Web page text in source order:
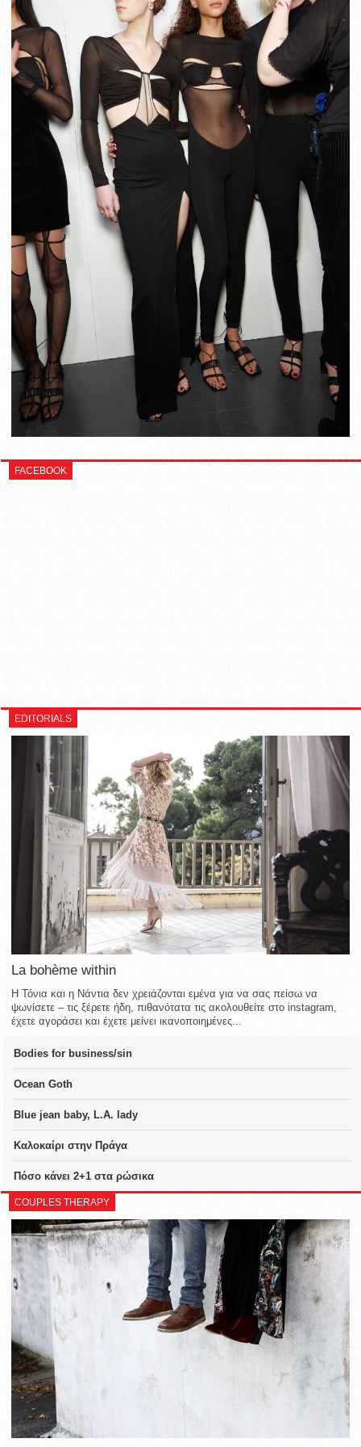
FACEBOOK
EDITORIALS
La bohème within
Η Τόνια και η Νάντια δεν χρειάζονται εμένα για να σας πείσω να
ψωνίσετε – τις ξέρετε ήδη, πιθανότατα τις ακολουθείτε στο instagram,
έχετε αγοράσει και έχετε μείνει ικανοποιημένες...
Bodies for business/sin
Ocean Goth
Blue jean baby, L.A. lady
Καλοκαίρι στην Πράγα
Πόσο κάνει 2+1 στα ρώσικα
COUPLES THERAPY